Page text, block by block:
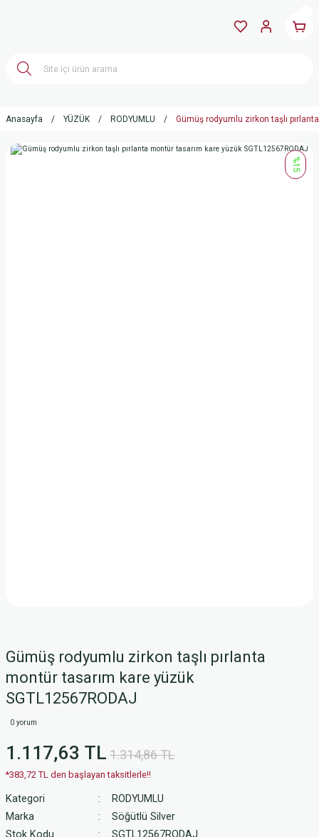
Anasayfa YÜZÜK RODYUMLU Gümüş rodyumlu zirkon taşlı
%15
Gümüş rodyumlu zirkon taşlı pırlanta
montür tasarım kare yüzük
SGTL12567RODAJ
0 yorum
1.117,63 TL 1.314,86 TL
*383,72 TL den başlayan taksitlerle!!
Kategori
RODYUMLU
Marka
Söğütlü Silver
Stok Kodu
SGTL12567RODAJ